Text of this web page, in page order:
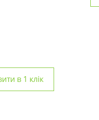
в 1 клік